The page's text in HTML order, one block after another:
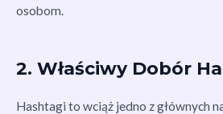
osobom.
2. Właściwy Dobór
Hashtagi to wciąż jedno z głównych